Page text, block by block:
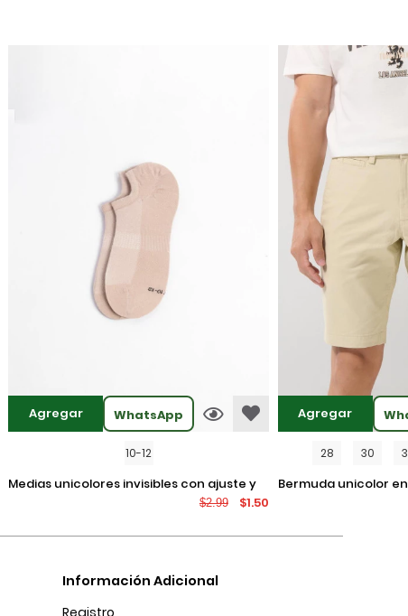
Agregar WhatsApp
10-12
medias unicolores invisibles con ajuste y
$2.99 $1.50
Agregar
28 30
bermuda unicolor en dril ajustada con
Información Adicional